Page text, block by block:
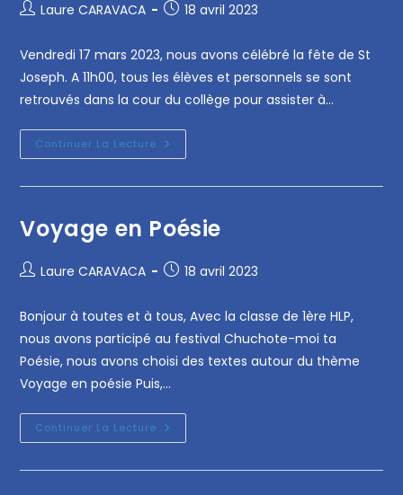
Laure CARAVACA 18 avril 2023
Vendredi 17 mars 2023, nous avons célébré la fête de St
Joseph. A 11h00, tous les élèves et personnels se sont
retrouvés dans la cour du collège pour assister à…
Continuer La Lecture
Voyage en Poésie
Laure CARAVACA 18 avril 2023
Bonjour à toutes et à tous, Avec la classe de 1ère HLP,
nous avons participé au festival Chuchote-moi ta
Poésie, nous avons choisi des textes autour du thème
Voyage en poésie Puis,…
Continuer La Lecture